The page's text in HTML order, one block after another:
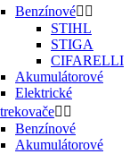
Benzínové 
STIHL
STIGA
CIFARELLI
Akumulátorové
Elektrické
 
Benzínové
Akumulátorové